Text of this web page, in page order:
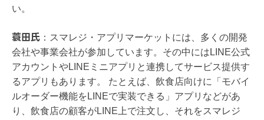
い。
蓑田氏 ： スマレジ・アプリマーケットには、多くの開発
会社や事業会社が参加しています。その中にはLINE公式
アカウントやLINEミニアプリと連携してサービス提供す
るアプリもあります。 たとえば、飲食店向けに「モバイ
ルオーダー機能をLINEで実装できる」アプリなどがあ
り、飲食店の顧客がLINE上で注文し、それをスマレジ